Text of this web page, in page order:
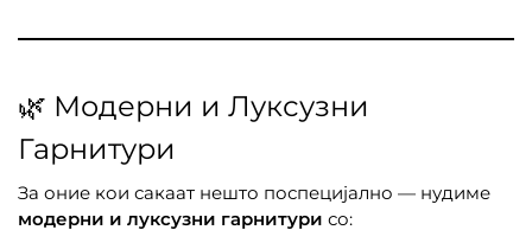
🌿 Модерни и Луксузни
Гарнитури
За оние кои сакаат нешто поспецијално — нудиме
модерни и луксузни гарнитури со: